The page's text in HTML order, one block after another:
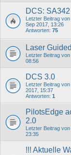
DCS:
Letzter Beitrag von
Sep 2017, 13:26
Antworten: 75
Laser
Letzter Beitrag von
08:56
DCS 3.0
Letzter Beitrag von
2017, 15:37
Antworten: 1
PilotsEdge
2.0
Letzter Beitrag von
23:35
!!! Aktuelle